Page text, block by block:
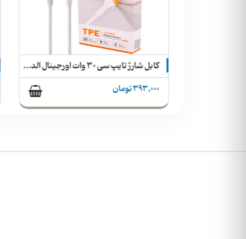
کابل شارژ تایپ سی 30 وات اورجینال الدینیو
393,000 تومان